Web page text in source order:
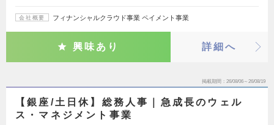
会社概要 フィナンシャルクラウド事業 ペイメント事業
興味あり 詳細へ
掲載期間 26/08/06～26/08/19
【銀座/土日休】総務人事｜急成長のウェル
ス・マネジメント事業